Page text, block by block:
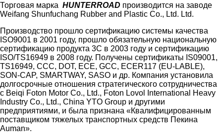
Торговая марка HUNTERROAD производится на заводе
Weifang Shunfuchang Rubber and Plastic Co., Ltd. Ltd.
Производство прошло сертификацию системы качества
ISO9001 в 2001 году, прошло обязательную национальную
сертификацию продукта 3C в 2003 году и сертификацию
ISO/TS16949 в 2008 году. Получены сертификаты IS09001,
TS16949, CCC, DOT, ECE, GCC, ECER117 (EU-LABLE),
SON-CAP, SMARTWAY, SASO и др. Компания установила
долгосрочные отношения стратегического сотрудничества
с Beiqi Foton Motor Co., Ltd., Foton Lovol International Heavy
Industry Co., Ltd., China YTO Group и другими
предприятиями, и была признана «Квалифицированным
поставщиком тяжелых транспортных средств Пекина
Auman».